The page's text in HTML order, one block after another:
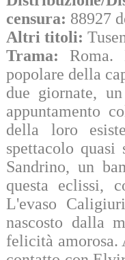
censura: 88927
Altri titoli:
Trama:Roma.
popolare della
due giornate,
appuntamento
della loro
spettacolo
Sandrino, un
questa eclissi,
L'evaso
nascosto dalla
felicità amorosa.